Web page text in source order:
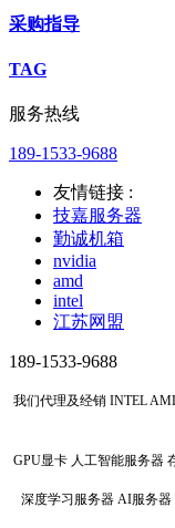
采购指导
TAG
服务热线
189-1533-9688
友情链接 :
技嘉服务器
勤诚机箱
nvidia
amd
intel
江苏网盟
189-1533-9688
我们代理及经销 INTEL
GPU显卡 人工智能服务器
深度学习服务器 AI服务